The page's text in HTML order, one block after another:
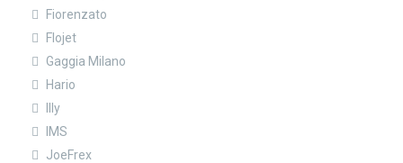
Fiorenzato
Flojet
Gaggia Milano
Hario
Illy
IMS
JoeFrex